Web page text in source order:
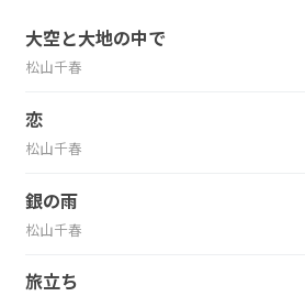
大空と大地の中で
松山千春
恋
松山千春
銀の雨
松山千春
旅立ち